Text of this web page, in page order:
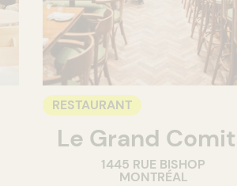
RESTAURANT
Le Grand
1445 RUE BISHOP
MONTRÉAL